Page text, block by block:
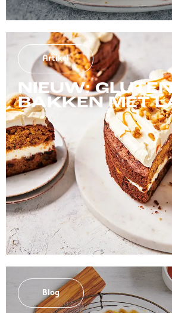
Artikel
NIEUW:
BAKKEN MET
Blog